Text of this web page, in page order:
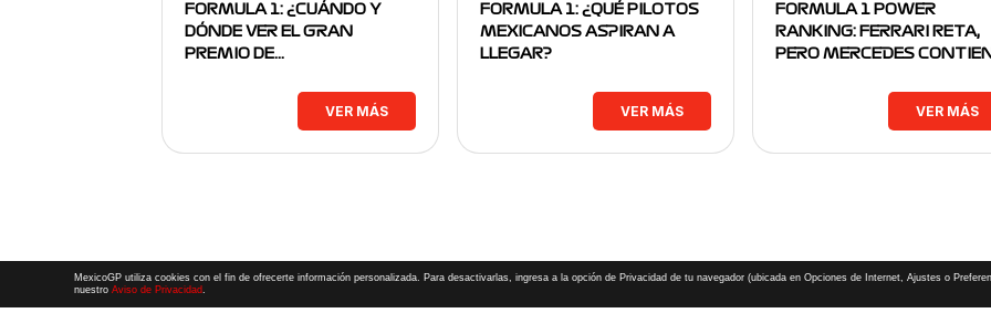
FORMULA 1: ¿CUÁNDO Y
DÓNDE VER EL GRAN
PREMIO DE…
VER MÁS
FORMULA 1: ¿QUÉ PILOTOS
MEXICANOS ASPIRAN A
LLEGAR?
VER MÁS
FORMULA 1 POWER
RANKING: FERRARI RETA,
PERO MERCEDES
VER MÁS
MexicoGP utiliza cookies con el fin de ofrecerte información personalizada. Para desactivarlas, ingresa a la opción de Privacidad de tu navegador (ubicada en Opciones de Internet, Ajustes o
nuestroAviso de Privacidad.